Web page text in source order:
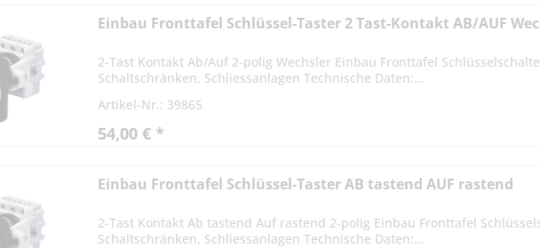
Einbau Fronttafel Schlüssel-Taster 2 Tast-Kontakt AB/AUF
2-Tast Kontakt Ab/Auf 2-polig Wechsler Einbau Fronttafel
Schaltschränken, Schliessanlagen Technische Daten:...
Artikel-Nr.: 39865
54,00 € *
Einbau Fronttafel Schlüssel-Taster AB tastend AUF rastend
2-Tast Kontakt Ab tastend Auf rastend 2-polig Einbau Fronttafel
Schaltschränken, Schliessanlagen Technische Daten:...